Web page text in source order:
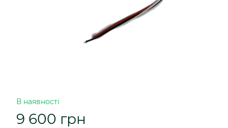
В наявності
9 600 грн